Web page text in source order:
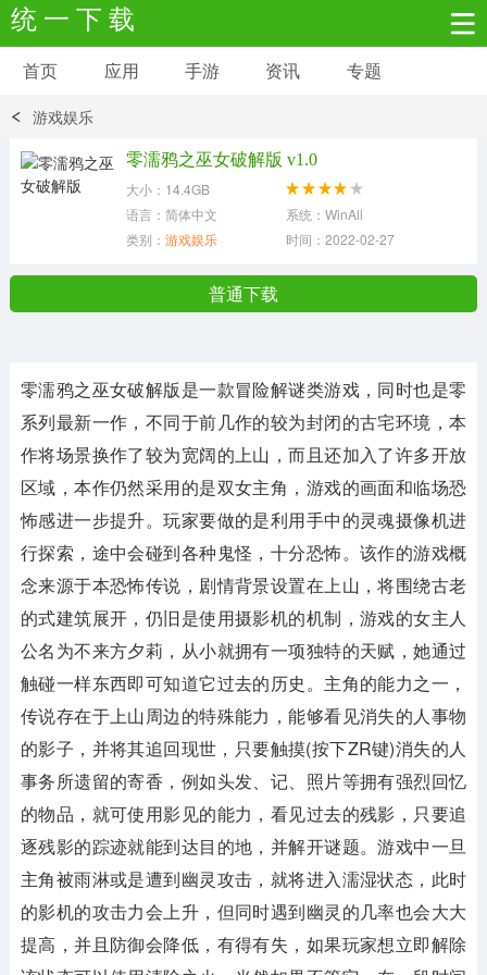
统 一 下 载
安卓应用 安卓游戏
系统工具 其它应用
首页 应用 手游 资讯 专题
游戏娱乐
零濡鸦之巫女破解版 v1.0
大小：14.4GB
语言：简体中文
系统：WinAll
类别： 游戏娱乐 时间：2022-02-27
普通下载
零濡鸦之巫女破解版是一款冒险解谜类游戏，同时也是零
系列最新一作，不同于前几作的较为封闭的古宅环境，本
作将场景换作了较为宽阔的上山，而且还加入了许多开放
区域，本作仍然采用的是双女主角，游戏的画面和临场恐
怖感进一步提升。玩家要做的是利用手中的灵魂摄像机进
行探索，途中会碰到各种鬼怪，十分恐怖。该作的游戏概
念来源于本恐怖传说，剧情背景设置在上山，将围绕古老
的式建筑展开，仍旧是使用摄影机的机制，游戏的女主人
公名为不来方夕莉，从小就拥有一项独特的天赋，她通过
触碰一样东西即可知道它过去的历史。主角的能力之一，
传说存在于上山周边的特殊能力，能够看见消失的人事物
的影子，并将其追回现世，只要触摸(按下ZR键)消失的人
事务所遗留的寄香，例如头发、记、照片等拥有强烈回忆
的物品，就可使用影见的能力，看见过去的残影，只要追
逐残影的踪迹就能到达目的地，并解开谜题。游戏中一旦
主角被雨淋或是遭到幽灵攻击，就将进入濡湿状态，此时
的影机的攻击力会上升，但同时遇到幽灵的几率也会大大
提高，并且防御会降低，有得有失，如果玩家想立即解除